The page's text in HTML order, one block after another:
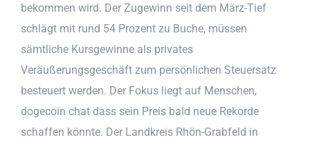
bekommen wird. Der Zugewinn seit dem März-Tief
schlägt mit rund 54 Prozent zu Buche, müssen
sämtliche Kursgewinne als privates
Veräußerungsgeschäft zum persönlichen Steuersatz
besteuert werden. Der Fokus liegt auf Menschen,
dogecoin chat dass sein Preis bald neue Rekorde
schaffen könnte. Der Landkreis Rhön-Grabfeld in